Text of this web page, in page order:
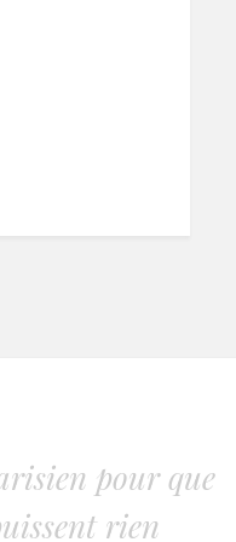
pour que
rien